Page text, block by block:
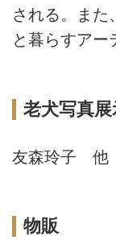
される。また
と暮らすアー
老犬写真展
友森玲子 他
物販